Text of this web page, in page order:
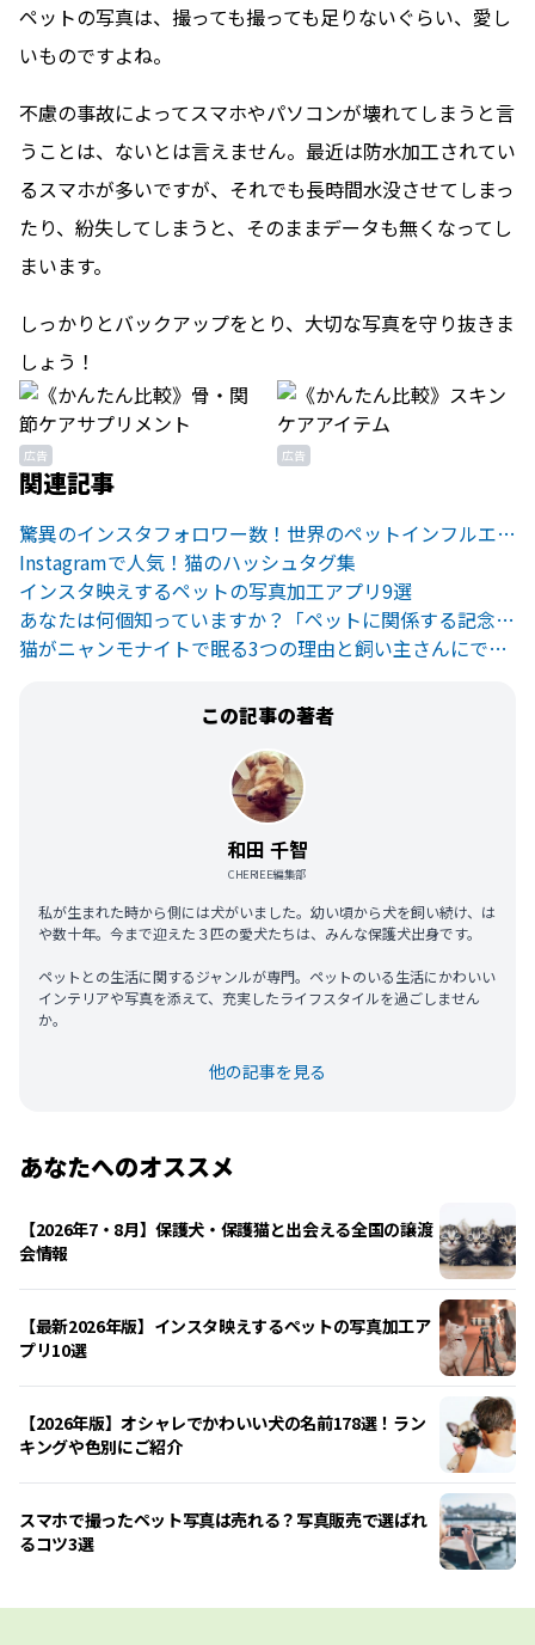
ペットの写真は、撮っても撮っても足りないぐらい、愛し
いものですよね。
不慮の事故によってスマホやパソコンが壊れてしまうと言
うことは、ないとは言えません。最近は防水加工されてい
るスマホが多いですが、それでも長時間水没させてしまっ
たり、紛失してしまうと、そのままデータも無くなってし
まいます。
しっかりとバックアップをとり、大切な写真を守り抜きま
しょう！
広告 広告
関連記事
驚異のインスタフォロワー数！世界のペットインフルエンサーたち
Instagramで人気！猫のハッシュタグ集
インスタ映えするペットの写真加工アプリ9選
あなたは何個知っていますか？「ペットに関係する記念日」まとめ
猫がニャンモナイトで眠る3つの理由と飼い主さんにできること
この記事の著者
和田 千智
CHERIEE編集部
私が生まれた時から側には犬がいました。幼い頃から犬を飼い続け、は
や数十年。今まで迎えた３匹の愛犬たちは、みんな保護犬出身です。
ペットとの生活に関するジャンルが専門。ペットのいる生活にかわいい
インテリアや写真を添えて、充実したライフスタイルを過ごしません
か。
他の記事を見る
あなたへのオススメ
【2026年7・8月】保護犬・保護猫と出会える全国の譲渡
会情報
【最新2026年版】インスタ映えするペットの写真加工ア
プリ10選
【2026年版】オシャレでかわいい犬の名前178選！ラン
キングや色別にご紹介
スマホで撮ったペット写真は売れる？写真販売で選ばれ
るコツ3選